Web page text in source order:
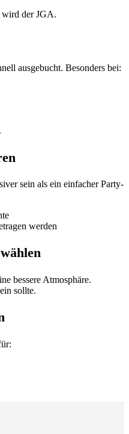
wird der JGA.
ausgebucht. Besonders bei:
sein als ein einfacher Party-
werden
bessere Atmosphäre.
sollte.